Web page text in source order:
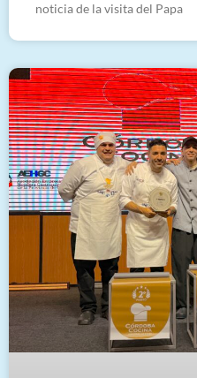
noticia de la visita del Papa